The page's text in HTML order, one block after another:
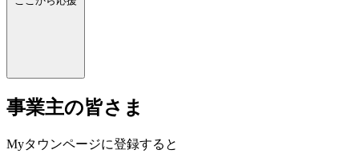
事業主の皆さま
Myタウンページに登録すると